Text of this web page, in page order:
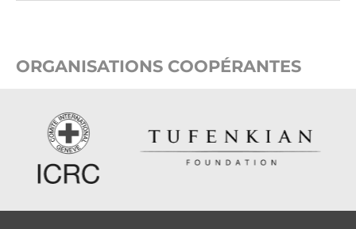
ORGANISATIONS COOPÉRANTES